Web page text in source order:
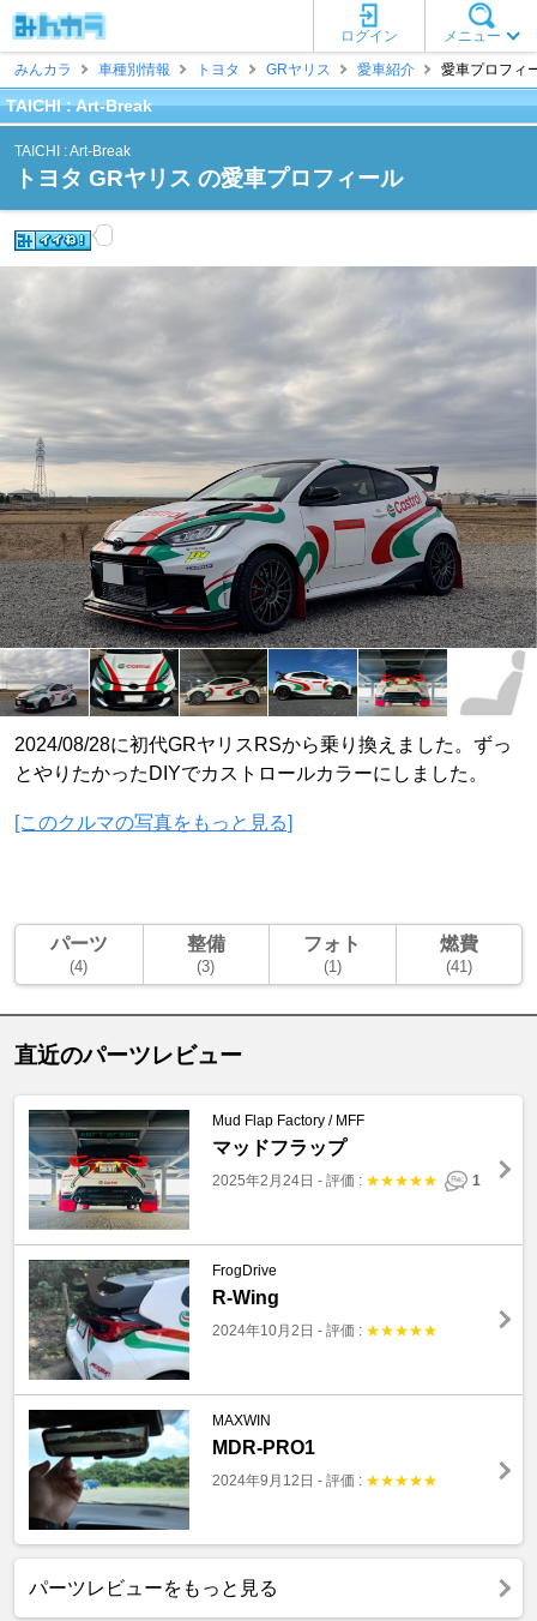
メニュー
ログイン
みんカラ
車種別情報 トヨタ GRヤリス 愛車紹介 愛車プロフィ
TAICHI : Art-Break
TAICHI : Art-Break
トヨタ GRヤリス の愛車プロフィール
2024/08/28に初代GRヤリスRSから乗り換えました。ずっ
とやりたかったDIYでカストロールカラーにしました。
[このクルマの写真をもっと見る]
パーツ
(4)
整備
(3)
フォト
(1)
燃費
(41)
直近のパーツレビュー
Mud Flap Factory / MFF
マッドフラップ
2025年2月24日 - 評価 : ★★★★★ 1
FrogDrive
R-Wing
2024年10月2日 - 評価 : ★★★★★
MAXWIN
MDR-PRO1
2024年9月12日 - 評価 : ★★★★★
パーツレビューをもっと見る